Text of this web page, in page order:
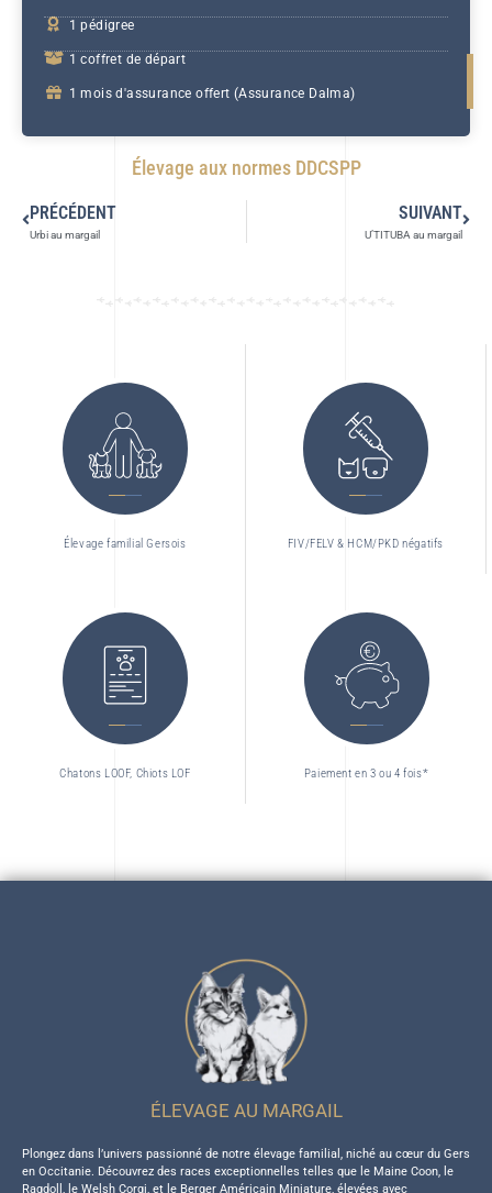
1 pédigree
1 coffret de départ
1 mois d'assurance offert (Assurance Dalma)
Élevage aux normes DDCSPP
PRÉCÉDENT
Urbi au margail
SUIVANT
U’TITUBA au margail
Élevage familial Gersois FIV/FELV & HCM/PKD négatifs
Chatons LOOF, Chiots LOF Paiement en 3 ou 4 fois*
ÉLEVAGE AU MARGAIL
Plongez dans l’univers passionné de notre élevage familial, niché au cœur du Gers
en Occitanie. Découvrez des races exceptionnelles telles que le Maine Coon, le
Ragdoll, le Welsh Corgi, et le Berger Américain Miniature, élevées avec